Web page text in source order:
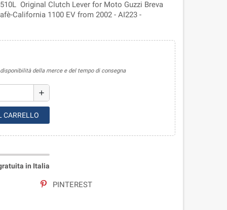
Original Clutch Lever for Moto Guzzi Breva
California 1100 EV from 2002 - AI223 -
disponibilità della merce e del tempo di consegna
add
CARRELLO
in Italia
PINTEREST